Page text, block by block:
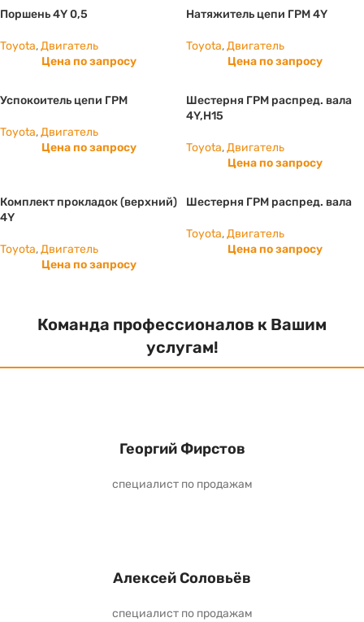
Поршень 4Y 0,5
Toyota,Двигатель
Цена по запросу
Натяжитель цепи ГРМ 4Y
Toyota,Двигатель
Цена по запросу
Успокоитель цепи ГРМ
Toyota,Двигатель
Цена по запросу
Шестерня ГРМ распред. вала
4Y,H15
Toyota,Двигатель
Цена по запросу
Комплект прокладок (верхний)
4Y
Toyota,Двигатель
Цена по запросу
Шестерня ГРМ распред. вала
Toyota,Двигатель
Цена по запросу
Команда профессионалов к Вашим
услугам!
Георгий Фирстов
специалист по продажам
Алексей Соловьёв
специалист по продажам